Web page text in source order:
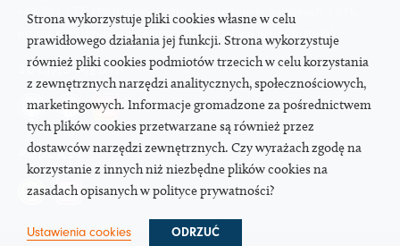
+48 501 177 119 (czynny w dni powszednie w godzinach 11-15,
proszę o wysłanie wiadomości SMS, gdybym nie odbierała)
SOCIAL MEDIA
PODCAST
Strona wykorzystuje pliki cookies własne w celu
prawidłowego działania jej funkcji. Strona wykorzystuje
również pliki cookies podmiotów trzecich w celu korzystania
z zewnętrznych narzędzi analitycznych, społecznościowych,
marketingowych. Informacje gromadzone za pośrednictwem
tych plików cookies przetwarzane są również przez
dostawców narzędzi zewnętrznych. Czy wyrażach zgodę na
korzystanie z innych niż niezbędne plików cookies na
zasadach opisanych w polityce prywatności?
Ustawienia cookies ODRZUĆ